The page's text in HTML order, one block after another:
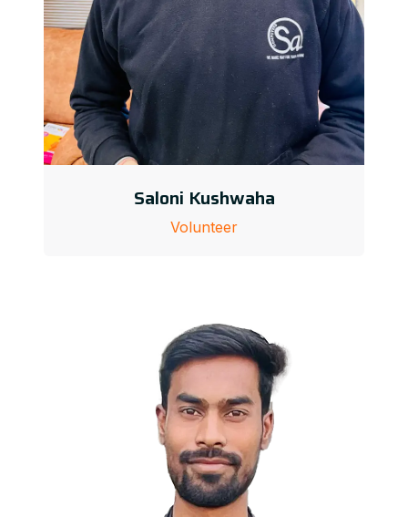
Saloni Kushwaha
Volunteer